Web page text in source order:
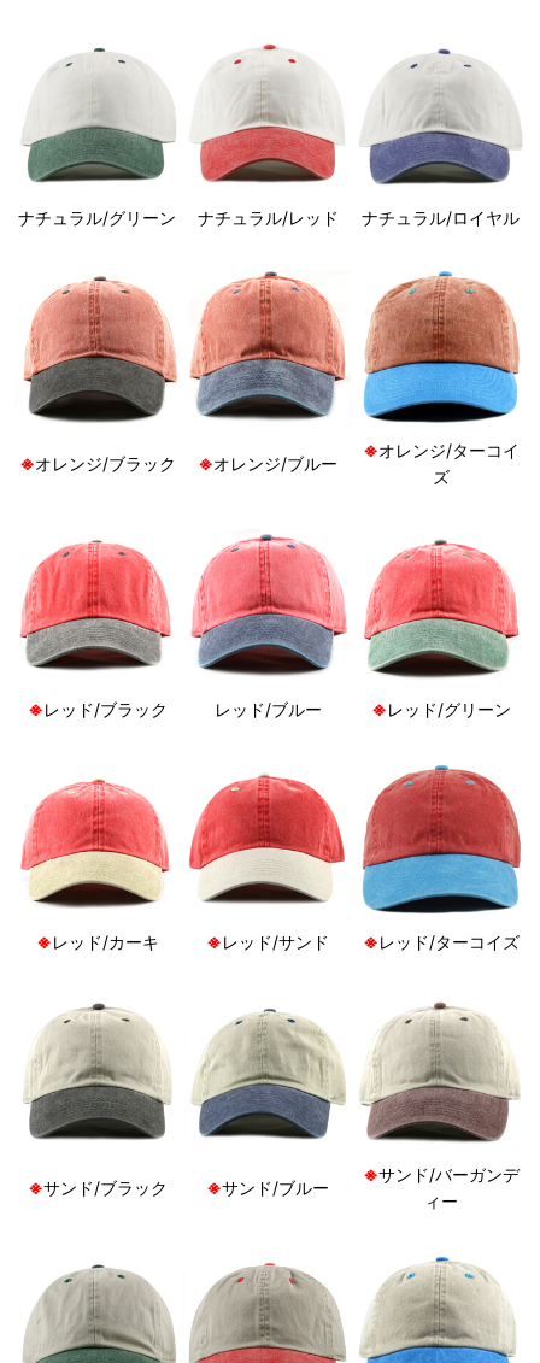
ナチュラル/グリーン ナチュラル/レッド ナチュラル/ロイヤル
※オレンジ/ブラック ※オレンジ/ブルー
※オレンジ/ターコイ
ズ
※レッド/ブラック レッド/ブルー ※レッド/グリーン
※レッド/カーキ ※レッド/サンド ※レッド/ターコイズ
※サンド/ブラック ※サンド/ブルー
※サンド/バーガンデ
ィー